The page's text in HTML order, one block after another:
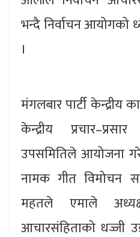
भन्दै निर्वाचन आयोगको
।
मंगलबार पार्टी केन्द्रीय
केन्द्रीय
उपसमितिले आयोजना
नामक गीत विमोचन
महतले एमाले
आचारसंहिताको धज्जी